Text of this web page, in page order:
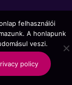
felhasználói
A honlapunk
veszi.
policy